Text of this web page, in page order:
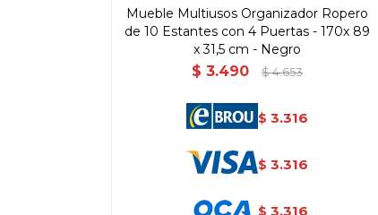
Mueble Multiusos Organizador Ropero
de 10 Estantes con 4 Puertas - 170x 89
x 31,5 cm - Negro
$ 3.490 $ 4.653
$ 3.316
$ 3.316
$ 3.316